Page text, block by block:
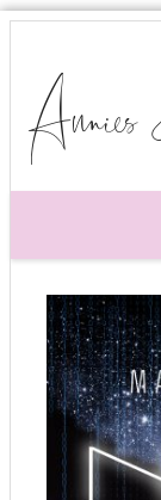
Annies